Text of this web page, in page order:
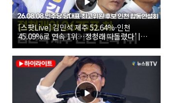
[스팟Live] 김민석 제주 52.64%·인천
45.09%로 연속 1위…정청래 따돌렸다’ |
26.08.08 더불어민주당 당대표·최고위원 후
보 인천 합동연설회